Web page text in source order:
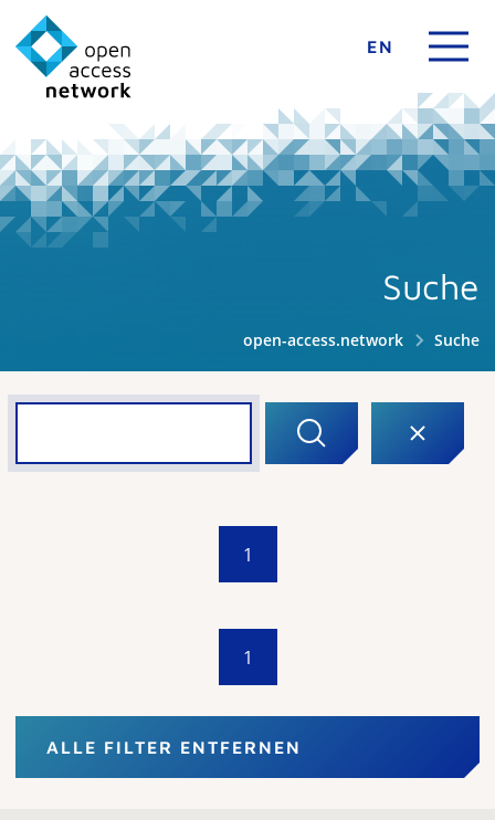
EN
Suche
open-access.network Suche
1
1
ALLE FILTER ENTFERNEN